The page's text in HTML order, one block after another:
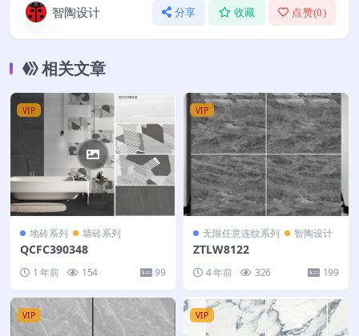
智陶设计 分享 收藏 点赞(0)
相关文章
VIP
地砖系列 墙砖系列
QCFC390348
1 年前 154 99
VIP
无限任意连纹系列 智陶设计
ZTLW8122
4 年前 326 199
VIP VIP